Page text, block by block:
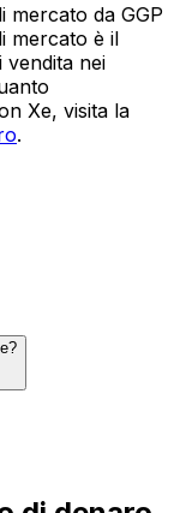
mercato da GGP
mercato è il
vendita nei
Xe, visita la
.